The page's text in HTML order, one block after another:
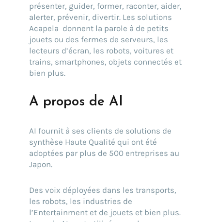
présenter, guider, former, raconter, aider,
alerter, prévenir, divertir. Les solutions
Acapela donnent la parole à de petits
jouets ou des fermes de serveurs, les
lecteurs d’écran, les robots, voitures et
trains, smartphones, objets connectés et
bien plus.
A propos de AI
AI fournit à ses clients de solutions de
synthèse Haute Qualité qui ont été
adoptées par plus de 500 entreprises au
Japon.
Des voix déployées dans les transports,
les robots, les industries de
l’Entertainment et de jouets et bien plus.